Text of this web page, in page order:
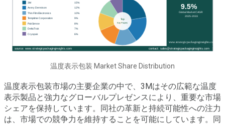
温度表示包装 Market Share Distribution
温度表示包装市場の主要企業の中で、3Mはその広範な温度
表示製品と強力なグローバルプレゼンスにより、重要な市場
シェアを保持しています。同社の革新と持続可能性への注力
は、市場での競争力を維持することを可能にしています。同